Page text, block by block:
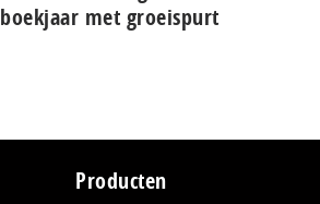
boekjaar met groeispurt
Producten